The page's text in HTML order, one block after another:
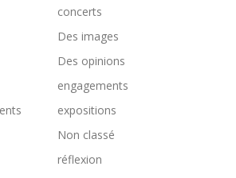
concerts
Des images
Des opinions
engagements
expositions
Non classé
réflexion